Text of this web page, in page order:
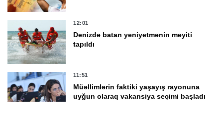
12:01
Dənizdə batan yeniyetmənin meyiti
tapıldı
11:51
Müəllimlərin faktiki yaşayış rayonuna
uyğun olaraq vakansiya seçimi başladı